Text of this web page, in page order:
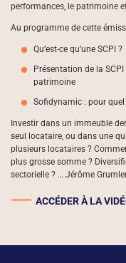
performances, le patrimoine
Au programme de cette
Qu’est-ce qu’une SCPI ?
Présentation de la
patrimoine
Sofidynamic : pour quel
Investir dans un immeuble
seul locataire, ou dans une
plusieurs locataires ?
plus grosse somme ?
sectorielle ? … Jérôme
ACCÉDER À LA